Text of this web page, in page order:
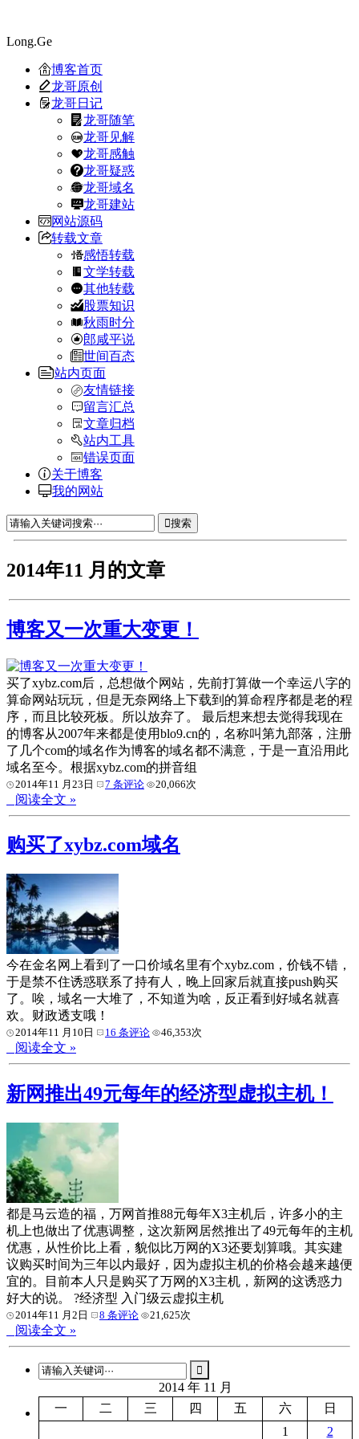
Long.Ge
博客首页
龙哥原创
龙哥日记
龙哥随笔
龙哥见解
龙哥感触
龙哥疑惑
龙哥域名
龙哥建站
网站源码
转载文章
感悟转载
文学转载
其他转载
股票知识
秋雨时分
郎咸平说
世间百态
站内页面
友情链接
留言汇总
文章归档
站内工具
错误页面
关于博客
我的网站
搜索
2014年11 月的文章
博客又一次重大变更！
买了xybz.com后，总想做个网站，先前打算做一个幸运八字的
算命网站玩玩，但是无奈网络上下载到的算命程序都是老的程
序，而且比较死板。所以放弃了。 最后想来想去觉得我现在
的博客从2007年来都是使用blo9.cn的，名称叫第九部落，注册
了几个com的域名作为博客的域名都不满意，于是一直沿用此
域名至今。根据xybz.com的拼音组
2014年11 月23日 7 条评论 20,066次
阅读全文 »
购买了xybz.com域名
今在金名网上看到了一口价域名里有个xybz.com，价钱不错，
于是禁不住诱惑联系了持有人，晚上回家后就直接push购买
了。唉，域名一大堆了，不知道为啥，反正看到好域名就喜
欢。财政透支哦！
2014年11 月10日 16 条评论 46,353次
阅读全文 »
新网推出49元每年的经济型虚拟主机！
都是马云造的福，万网首推88元每年X3主机后，许多小的主
机上也做出了优惠调整，这次新网居然推出了49元每年的主机
优惠，从性价比上看，貌似比万网的X3还要划算哦。其实建
议购买时间为三年以内最好，因为虚拟主机的价格会越来越便
宜的。目前本人只是购买了万网的X3主机，新网的这诱惑力
好大的说。 ?经济型 入门级云虚拟主机
2014年11 月2日 8 条评论 21,625次
阅读全文 »
2014 年 11 月
一
二 三 四 五 六
日
1
2